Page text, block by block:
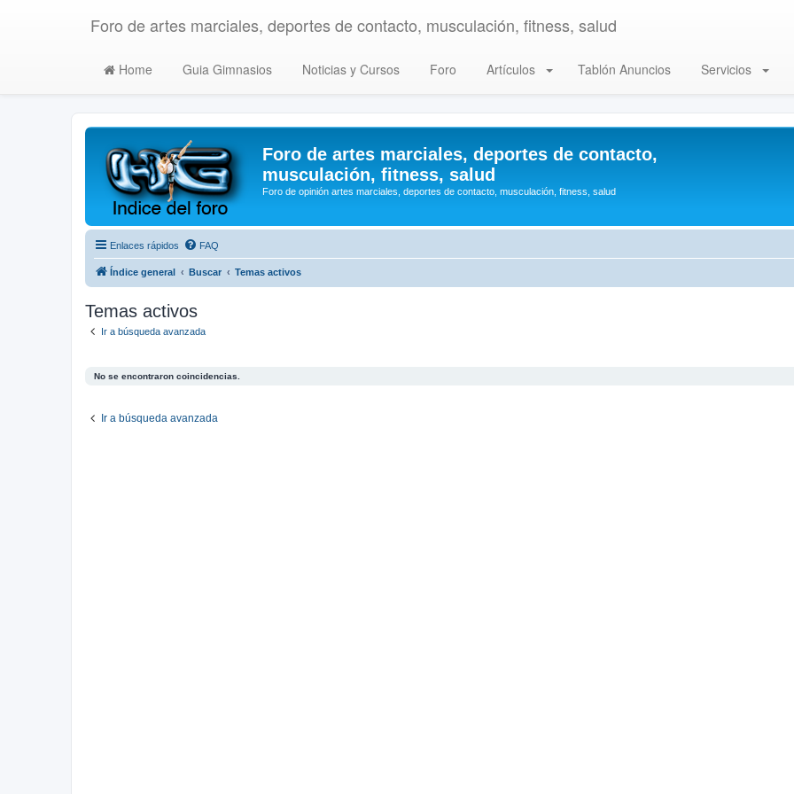
Foro de artes marciales, deportes de contacto, musculación, fitness, salud
Home Guia Gimnasios Noticias y Cursos Foro Artículos Tablón Anuncios Servicios
Foro de artes marciales, deportes de contacto,
musculación, fitness, salud
Foro de opinión artes marciales, deportes de contacto, musculación, fitness, salud
Enlaces rápidos FAQ
Índice general Buscar Temas activos
Temas activos
Ir a búsqueda avanzada
No se encontraron coincidencias.
Ir a búsqueda avanzada